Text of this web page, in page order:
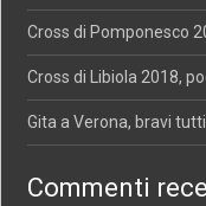
Cross di Pomponesco
Cross di Libiola 2018,
Gita a Verona, bravi tutti
Commenti